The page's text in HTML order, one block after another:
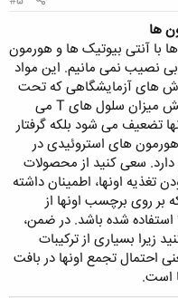
با آنتی بیوتیک ها و هورمون
نصیب نمی مانیم. این مواد
های آزمایشگاهی که تحت
تأثیر این ترکیبات قرار می گیرند، دچار کاهش میزان سلول های T می
تضعیف می شود بلکه گرفتار
های استروئیدی در
سعی کنید از محصولات
تغذیه اونها، اطمینان داشته
بر روی برچسب اونها از
استفاده شده باشد. در ضمن،
بسیاری از ترکیبات
احتمال تجمع اونها در بافت
است.​